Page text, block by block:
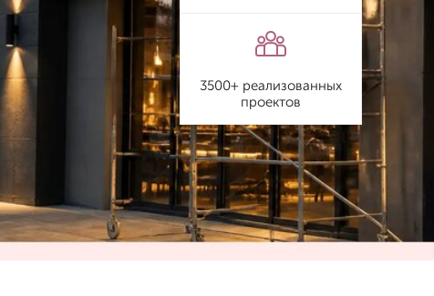
3500+ реализованных
проектов